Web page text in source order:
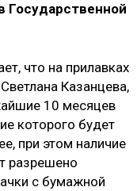
Государственной
что на прилавках
Казанцева,
10 месяцев
которого будет
при этом наличие
разрешено
с бумажной